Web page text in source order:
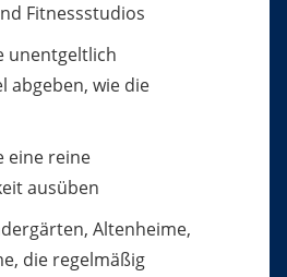
Fitnessstudios
unentgeltlich
abgeben, wie die
eine reine
ausüben
Altenheime,
die regelmäßig